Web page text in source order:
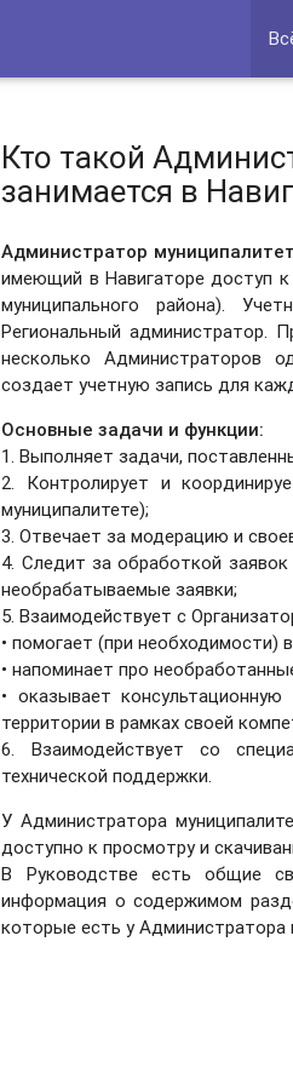
Кто такой
занимается в
Администратор
имеющий в Навигаторе доступ к
муниципального района).
Региональный администратор.
несколько Администраторов
создает учетную запись для
Основные задачи и функции:
1. Выполняет задачи,
2. Контролирует и
муниципалитете);
3. Отвечает за модерацию и
4. Следит за обработкой
необрабатываемые заявки;
5. Взаимодействует с
• помогает (при необходимости)
• напоминает про
• оказывает
территории в рамках своей
6. Взаимодействует со
технической поддержки.
У Администратора
доступно к просмотру и
В Руководстве есть общие
информация о содержимом
которые есть у Администратора